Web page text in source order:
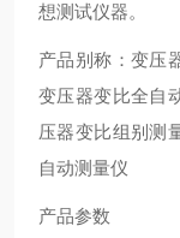
想测试仪器。
产品别称：变压
变压器变比全自
压器变比组别测
自动测量仪
产品参数